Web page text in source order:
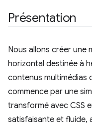
Présentation
Nous allons créer une
horizontal destinée à
contenus multimédias
commence par une
transformé avec CSS
satisfaisante et fluide,